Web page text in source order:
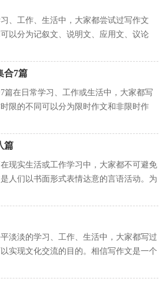
、工作、生活中，大家都尝试过写作文
以分为记叙文、说明文、应用文、议论
？下面是小编整理的关于高中...
合7篇
篇在日常学习、工作或生活中，大家都写
限的不同可以分为限时作文和非限时作
？下面是小编收集整理的趣...
篇
现实生活或工作学习中，大家都不可避免
人们以书面形式表情达意的言语活动。为
方便，以下是小编收集整...
淡淡的学习、工作、生活中，大家都写过
实现文化交流的目的。相信写作文是一个
下是小编精心整理的我成...